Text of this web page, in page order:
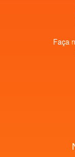
Faça